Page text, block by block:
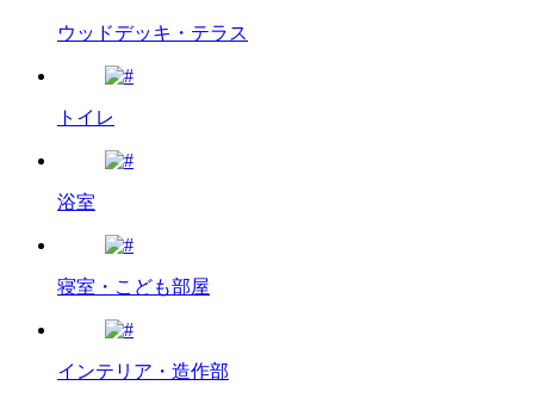
ウッドデッキ・テラス
トイレ
浴室
寝室・こども部屋
インテリア・造作部